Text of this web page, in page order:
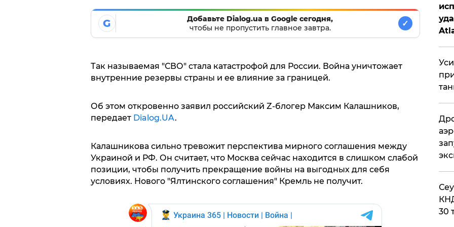
G
Добавьте Dialog.ua в Google сегодня,
чтобы не пропустить главное завтра.
✓
Так называемая "СВО" стала катастрофой для России. Война уничтожает
внутренние резервы страны и ее влияние за границей.
Об этом откровенно заявил российский Z-блогер Максим Калашников,
передает Dialog.UA.
Калашникова сильно тревожит перспектива мирного соглашения между
Украиной и РФ. Он считает, что Москва сейчас находится в слишком слабой
позиции, чтобы получить прекращение войны на выгодных для себя
условиях. Нового "Ялтинского соглашения" Кремль не получит.
30